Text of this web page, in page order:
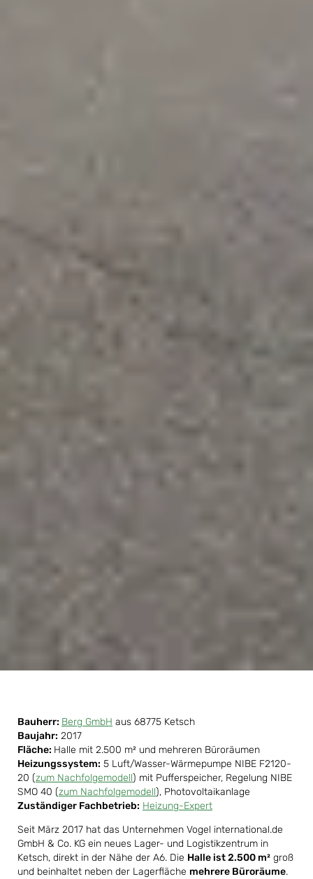
Bauherr: Berg GmbH aus 68775 Ketsch
Baujahr: 2017
Fläche: Halle mit 2.500 m² und mehreren Büroräumen
Heizungssystem: 5 Luft/Wasser-Wärmepumpe NIBE F2120-
20 (zum Nachfolgemodell) mit Pufferspeicher, Regelung NIBE
SMO 40 (zum Nachfolgemodell), Photovoltaikanlage
Zuständiger Fachbetrieb: Heizung-Expert
Seit März 2017 hat das Unternehmen Vogel international.de
GmbH & Co. KG ein neues Lager- und Logistikzentrum in
Ketsch, direkt in der Nähe der A6. Die Halle ist 2.500 m² groß
und beinhaltet neben der Lagerfläche mehrere Büroräume.